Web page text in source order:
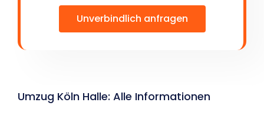
Unverbindlich anfragen
Umzug Köln Halle: Alle Informationen